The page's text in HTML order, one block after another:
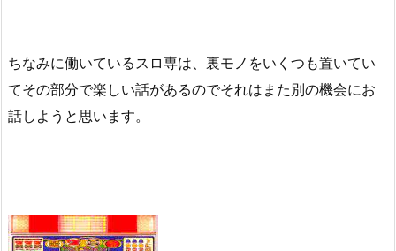
ちなみに働いているスロ専は、裏モノをいくつも置いてい
てその部分で楽しい話があるのでそれはまた別の機会にお
話しようと思います。